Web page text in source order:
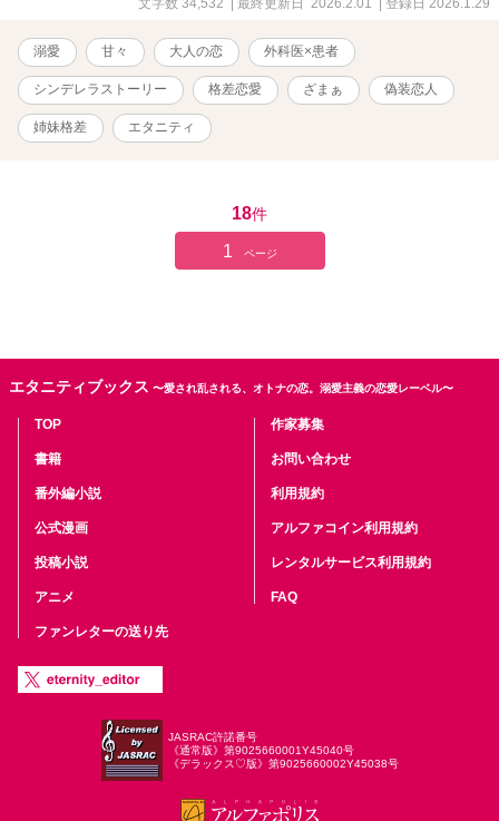
文字数 34,532 | 最終更新日 2026.2.01 | 登録日 2026.1.29
溺愛 甘々 大人の恋 外科医×患者
シンデレラストーリー 格差恋愛 ざまぁ 偽装恋人
姉妹格差 エタニティ
18件
1 ページ
エタニティブックス 〜愛され乱される、オトナの恋。溺愛主義の恋愛レーベル〜
TOP
書籍
番外編小説
公式漫画
投稿小説
アニメ
ファンレターの送り先
作家募集
お問い合わせ
利用規約
アルファコイン利用規約
レンタルサービス利用規約
FAQ
JASRAC許諾番号
《通常版》第9025660001Y45040号
《デラックス♡版》第9025660002Y45038号